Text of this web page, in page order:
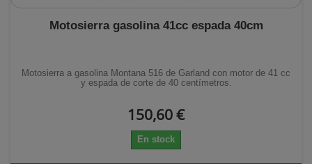
Motosierra gasolina 41cc espada 40cm
Motosierra a gasolina Montana 516 de Garland con motor de 41 cc
y espada de corte de 40 centímetros.
150,60 €
En stock